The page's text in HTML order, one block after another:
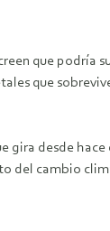
que podría
que
gira desde
cambio